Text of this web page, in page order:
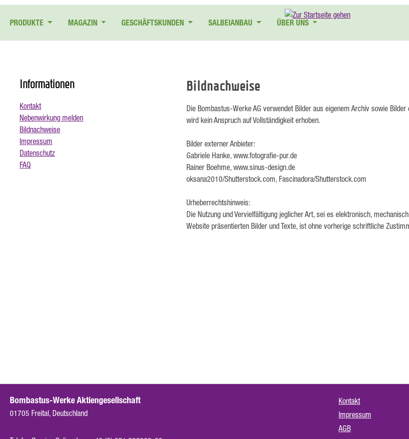
PRODUKTE
MAGAZIN GESCHÄFTSKUNDEN SALBEIANBAU ÜBER UNS
Informationen
Kontakt
Nebenwirkung melden
Bildnachweise
Impressum
Datenschutz
FAQ
Bildnachweise
Die Bombastus-Werke AG verwendet Bilder aus eigenem Archiv sowie Bilder
wird kein Anspruch auf Vollständigkeit erhoben.
Bilder externer Anbieter:
Gabriele Hanke, www.fotografie-pur.de
Rainer Boehme, www.sinus-design.de
oksana2010/Shutterstock.com, Fascinadora/Shutterstock.com
Urheberrechtshinweis:
Die Nutzung und Vervielfältigung jeglicher Art, sei es elektronisch,
Website präsentierten Bilder und Texte, ist ohne vorherige schriftliche
Bombastus-Werke Aktiengesellschaft
01705 Freital, Deutschland
Kontakt
Impressum
AGB